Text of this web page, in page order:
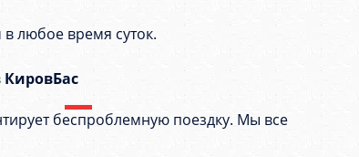
любое время суток.
беспроблемную поездку. Мы все